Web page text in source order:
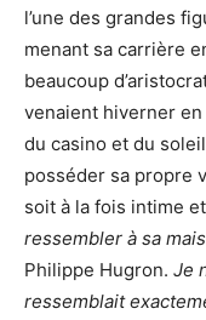
l’une des grandes
menant sa carrière
beaucoup
venaient hiverner
du casino et du
posséder sa propre
soit à la fois intime
ressembler à sa
Philippe Hugron. Je
ressemblait